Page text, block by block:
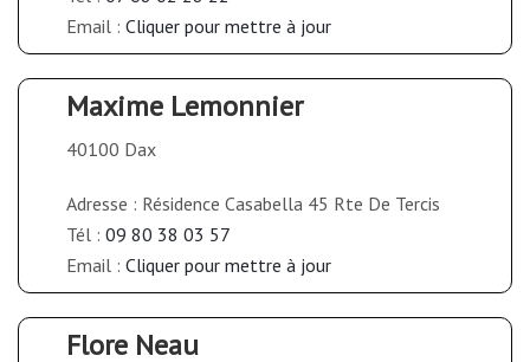
Email : Cliquer pour mettre à jour
Maxime Lemonnier
40100 Dax
Adresse : Résidence Casabella 45 Rte De Tercis
Tél : 09 80 38 03 57
Email : Cliquer pour mettre à jour
Flore Neau